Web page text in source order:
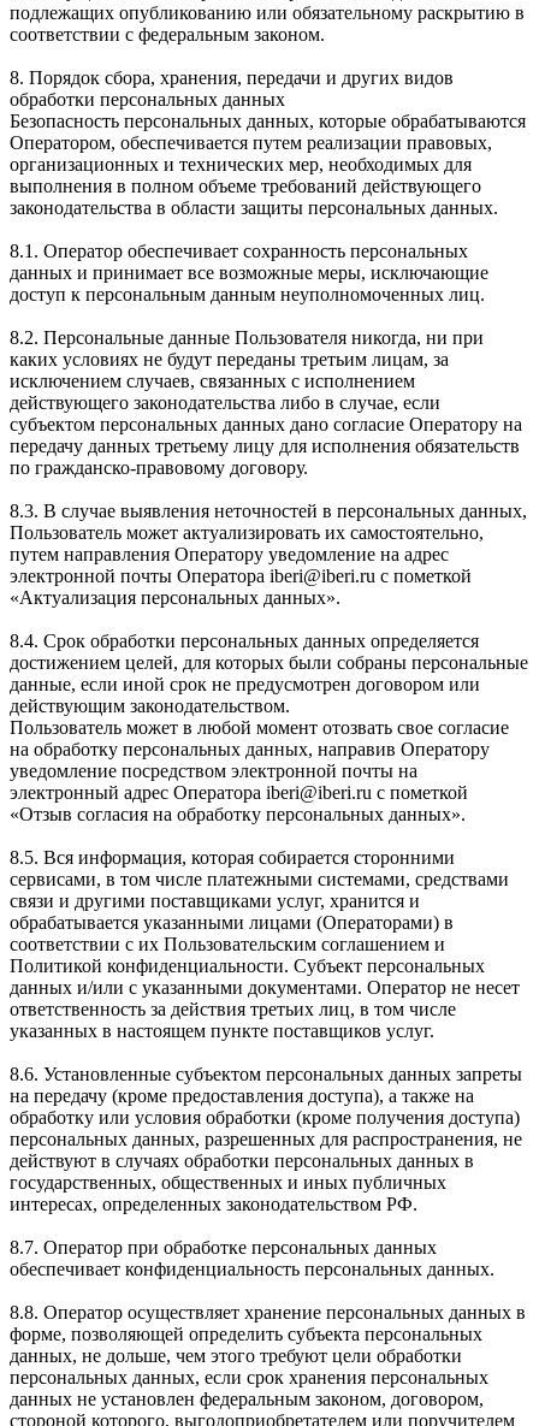
подлежащих опубликованию или обязательному раскрытию в
соответствии с федеральным законом.
8. Порядок сбора, хранения, передачи и других видов
обработки персональных данных
Безопасность персональных данных, которые обрабатываются
Оператором, обеспечивается путем реализации правовых,
организационных и технических мер, необходимых для
выполнения в полном объеме требований действующего
законодательства в области защиты персональных данных.
8.1. Оператор обеспечивает сохранность персональных
данных и принимает все возможные меры, исключающие
доступ к персональным данным неуполномоченных лиц.
8.2. Персональные данные Пользователя никогда, ни при
каких условиях не будут переданы третьим лицам, за
исключением случаев, связанных с исполнением
действующего законодательства либо в случае, если
субъектом персональных данных дано согласие Оператору на
передачу данных третьему лицу для исполнения обязательств
по гражданско-правовому договору.
8.3. В случае выявления неточностей в персональных данных,
Пользователь может актуализировать их самостоятельно,
путем направления Оператору уведомление на адрес
электронной почты Оператора iberi@iberi.ru с пометкой
«Актуализация персональных данных».
8.4. Срок обработки персональных данных определяется
достижением целей, для которых были собраны персональные
данные, если иной срок не предусмотрен договором или
действующим законодательством.
Пользователь может в любой момент отозвать свое согласие
на обработку персональных данных, направив Оператору
уведомление посредством электронной почты на
электронный адрес Оператора iberi@iberi.ru с пометкой
«Отзыв согласия на обработку персональных данных».
8.5. Вся информация, которая собирается сторонними
сервисами, в том числе платежными системами, средствами
связи и другими поставщиками услуг, хранится и
обрабатывается указанными лицами (Операторами) в
соответствии с их Пользовательским соглашением и
Политикой конфиденциальности. Субъект персональных
данных и/или с указанными документами. Оператор не несет
ответственность за действия третьих лиц, в том числе
указанных в настоящем пункте поставщиков услуг.
8.6. Установленные субъектом персональных данных запреты
на передачу (кроме предоставления доступа), а также на
обработку или условия обработки (кроме получения доступа)
персональных данных, разрешенных для распространения, не
действуют в случаях обработки персональных данных в
государственных, общественных и иных публичных
интересах, определенных законодательством РФ.
8.7. Оператор при обработке персональных данных
обеспечивает конфиденциальность персональных данных.
8.8. Оператор осуществляет хранение персональных данных в
форме, позволяющей определить субъекта персональных
данных, не дольше, чем этого требуют цели обработки
персональных данных, если срок хранения персональных
данных не установлен федеральным законом, договором,
стороной которого, выгодоприобретателем или поручителем